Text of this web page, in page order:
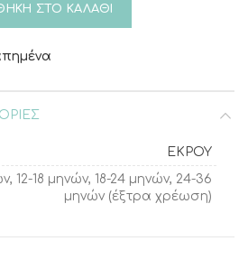
ΣΤΟ ΚΑΛΆΘΙ
ΕΚΡΟΥ
12-18 μηνών, 18-24 μηνών, 24-36
μηνών (έξτρα χρέωση)